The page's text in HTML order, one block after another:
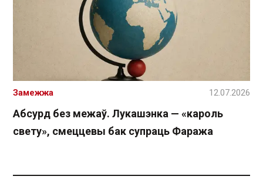
Абсурд без межаў. Лукашэнка — «кароль
свету», смеццевы бак супраць Фаража
Замежжа 12.07.2026